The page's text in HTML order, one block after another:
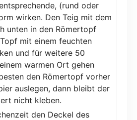
(rund oder
wirken. Den Teig mit dem
unten in den Römertopf
mit einem feuchten
und für weitere 50
warmen Ort gehen
den Römertopf vorher
auslegen, dann bleibt der
nicht kleben.
den Deckel des